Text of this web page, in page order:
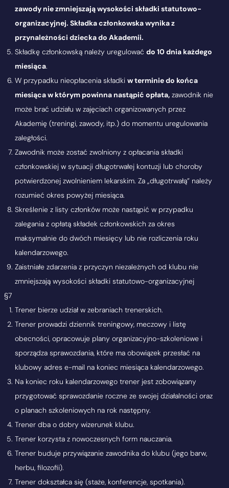
zawody nie zmniejszają wysokości składki statutowo-
organizacyjnej. Składka członkowska wynika z
przynależności dziecka do Akademii.
Składkę członkowską należy uregulować do 10 dnia każdego
miesiąca.
W przypadku nieopłacenia składki w terminie do końca
miesiąca w którym powinna nastąpić opłata, zawodnik nie
może brać udziału w zajęciach organizowanych przez
Akademię (treningi, zawody, itp.) do momentu uregulowania
zaległości.
Zawodnik może zostać zwolniony z opłacania składki
członkowskiej w sytuacji długotrwałej kontuzji lub choroby
potwierdzonej zwolnieniem lekarskim. Za „długotrwałą” należy
rozumieć okres powyżej miesiąca.
Skreślenie z listy członków może nastąpić w przypadku
zalegania z opłatą składek członkowskich za okres
maksymalnie do dwóch miesięcy lub nie rozliczenia roku
kalendarzowego.
Zaistniałe zdarzenia z przyczyn niezależnych od klubu nie
zmniejszają wysokości składki statutowo-organizacyjnej
§7
Trener bierze udział w zebraniach trenerskich.
Trener prowadzi dziennik treningowy, meczowy i listę
obecności, opracowuje plany organizacyjno-szkoleniowe i
sporządza sprawozdania, które ma obowiązek przesłać na
klubowy adres e-mail na koniec miesiąca kalendarzowego.
Na koniec roku kalendarzowego trener jest zobowiązany
przygotować sprawozdanie roczne ze swojej działalności oraz
o planach szkoleniowych na rok następny.
Trener dba o dobry wizerunek klubu.
Trener korzysta z nowoczesnych form nauczania.
Trener buduje przywiązanie zawodnika do klubu (jego barw,
herbu, filozofii).
Trener dokształca się (staże, konferencje, spotkania).